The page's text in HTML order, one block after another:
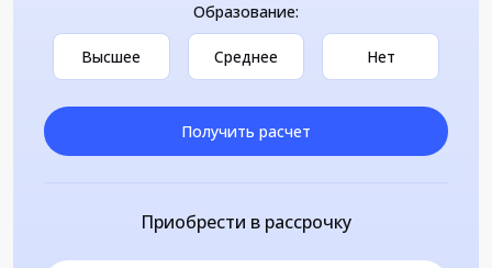
Образование:
Высшее Среднее Нет
Получить расчет
Приобрести в рассрочку